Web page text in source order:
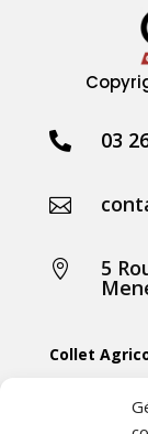
 03

 5
Collet